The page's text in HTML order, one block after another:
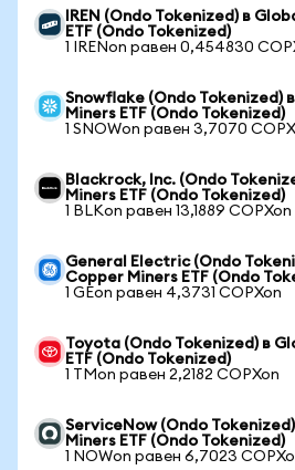
IREN (Ondo Tokenized) в
ETF (Ondo Tokenized)
1 IRENon равен 0,454830
Snowflake (Ondo Tokenized)
Miners ETF (Ondo Tokenized)
1 SNOWon равен 3,7070
Blackrock, Inc. (Ondo
Miners ETF (Ondo Tokenized)
1 BLKon равен 13,1889 COPXon
General Electric (Ondo
Copper Miners ETF (Ondo
1 GEon равен 4,3731 COPXon
Toyota (Ondo Tokenized) в
ETF (Ondo Tokenized)
1 TMon равен 2,2182 COPXon
ServiceNow (Ondo
Miners ETF (Ondo Tokenized)
1 NOWon равен 6,7023